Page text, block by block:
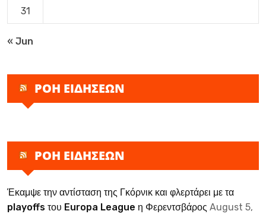
31
« Jun
ΡΟΗ ΕΙΔΗΣΕΩΝ
ΡΟΗ ΕΙΔΗΣΕΩΝ
Έκαμψε την αντίσταση της Γκόρνικ και φλερτάρει με τα
playoffs του Europa League η Φερεντσβάρος August 5,